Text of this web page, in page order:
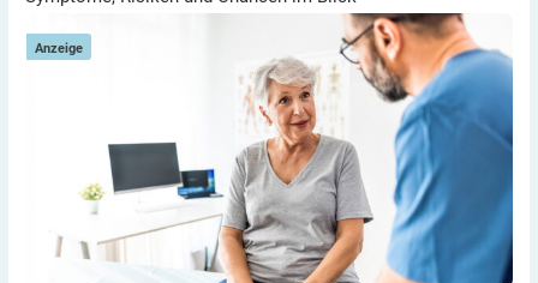
Anzeige